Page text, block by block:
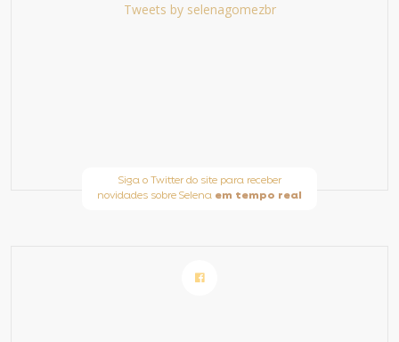
Tweets by selenagomezbr
Siga o Twitter do site para receber
novidades sobre Selena em tempo real